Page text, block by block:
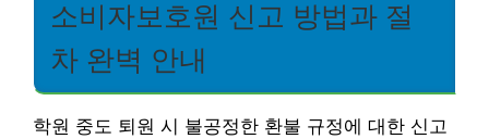
소비자보호원 신고 방법과 절
차 완벽 안내
학원 중도 퇴원 시 불공정한 환불 규정에 대한 신고